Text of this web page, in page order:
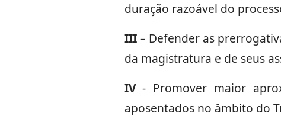
duração razoável do
III– Defender as
da magistratura e de seus
IV- Promover maior
aposentados no âmbito do